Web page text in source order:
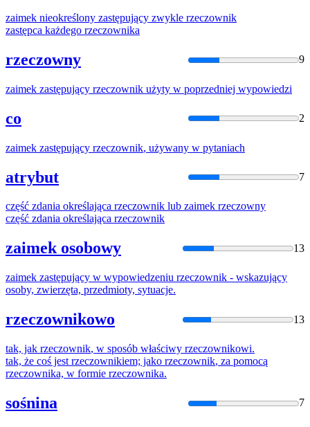
zaimek nieokreślony zastępujący zwykle rzeczownik
zastępca każdego rzeczownika
rzeczowny 9
zaimek zastępujący rzeczownik użyty w poprzedniej wypowiedzi
co 2
zaimek zastępujący rzeczownik, używany w pytaniach
atrybut 7
część zdania określająca rzeczownik lub zaimek rzeczowny
część zdania określająca rzeczownik
zaimek osobowy 13
zaimek zastępujący w wypowiedzeniu rzeczownik - wskazujący
osoby, zwierzęta, przedmioty, sytuacje.
rzeczownikowo 13
tak, jak rzeczownik, w sposób właściwy rzeczownikowi.
tak, że coś jest rzeczownikiem; jako rzeczownik, za pomocą
rzeczownika, w formie rzeczownika.
sośnina 7